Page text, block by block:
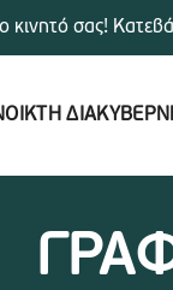
κινητό σας!